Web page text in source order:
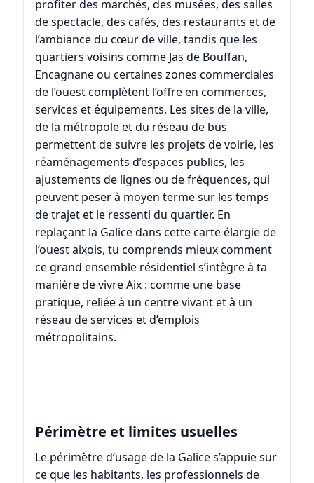
profiter des marchés, des musées, des salles
de spectacle, des cafés, des restaurants et de
l’ambiance du cœur de ville, tandis que les
quartiers voisins comme Jas de Bouffan,
Encagnaneou certaines zones commerciales
de l’ouest complètent l’offre en commerces,
services et équipements. Les sites de la ville,
de la métropole et du réseau de bus
permettent de suivre les projets de voirie, les
réaménagements d’espaces publics, les
ajustements de lignes ou de fréquences, qui
peuvent peser à moyen terme sur les temps
de trajet et le ressenti du quartier. En
replaçant la Galice dans cette carte élargie de
l’ouest aixois, tu comprends mieux comment
ce grand ensemble résidentiel s’intègre à ta
manière de vivre Aix : comme une base
pratique, reliée à un centre vivant et à un
réseau de services et d’emplois
métropolitains.
Périmètre et limites usuelles
Le périmètre d’usage de la Galice s’appuie sur
ce que les habitants, les professionnels de